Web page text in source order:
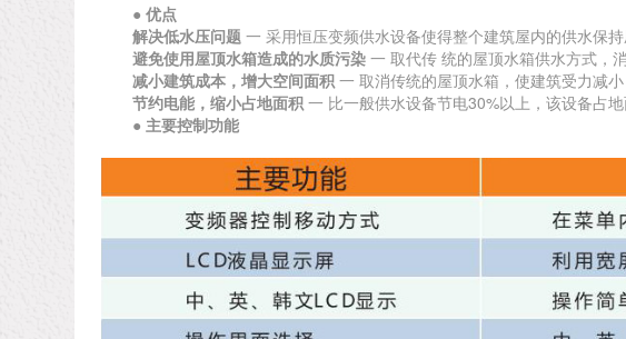
● 优点
解决低水压问题一 采用恒压变频供水设备使得整个建筑屋内的供水保持
避免使用屋顶水箱造成的水质污染一 取代传 统的屋顶水箱供水方式，
减小建筑成本，增大空间面积一 取消传统的屋顶水箱，使建筑受力减小
节约电能，缩小占地面积一 比一般供水设备节电30%以上，该设备占
● 主要控制功能